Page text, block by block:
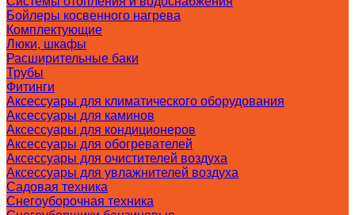
Бойлеры косвенного нагрева
Комплектующие
Люки, шкафы
Расширительные баки
Трубы
Фитинги
Аксессуары для климатического оборудования
Аксессуары для каминов
Аксессуары для кондиционеров
Аксессуары для обогревателей
Аксессуары для очистителей воздуха
Аксессуары для увлажнителей воздуха
Садовая техника
Снегоуборочная техника